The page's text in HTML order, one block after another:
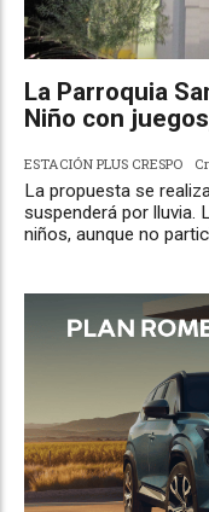
La Parroquia
Niño con
ESTACIÓN PLUS CRESPO
La propuesta se
suspenderá por lluvia.
niños, aunque no